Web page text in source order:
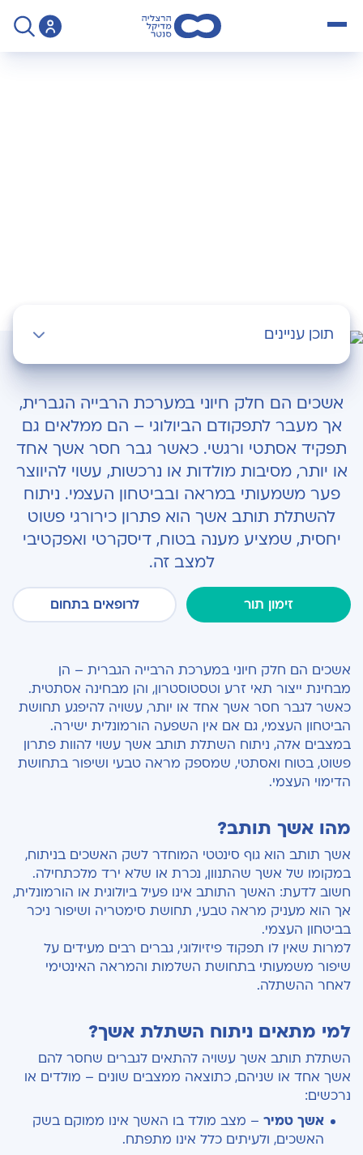
תוכן עניינים
למי מתאים ניתוח השתלת אשך?
כיצד מתבצע הניתוח?
התאמת התותב לגבר
הכנה לקראת הניתוח
סיכונים ותופעות לוואי
התאוששות לאחר הניתוח
אשכים הם חלק חיוני במערכת הרבייה הגברית,
אך מעבר לתפקודם הביולוגי – הם ממלאים גם
תפקיד אסתטי ורגשי. כאשר גבר חסר אשך אחד
או יותר, מסיבות מולדות או נרכשות, עשוי להיווצר
פער משמעותי במראה ובביטחון העצמי. ניתוח
להשתלת תותב אשך הוא פתרון כירורגי פשוט
יחסית, שמציע מענה בטוח, דיסקרטי ואפקטיבי
למצב זה.
זימון תור לרופאים בתחום
אשכים הם חלק חיוני במערכת הרבייה הגברית – הן
מבחינת ייצור תאי זרע וטסטוסטרון, והן מבחינה אסתטית.
כאשר לגבר חסר אשך אחד או יותר, עשויה להיפגע תחושת
הביטחון העצמי, גם אם אין השפעה הורמונלית ישירה.
במצבים אלה, ניתוח השתלת תותב אשך עשוי להוות פתרון
פשוט, בטוח ואסתטי, שמספק מראה טבעי ושיפור בתחושת
הדימוי העצמי.
מהו אשך תותב?
אשך תותב הוא גוף סינטטי המוחדר לשק האשכים בניתוח,
במקומו של אשך שהתנוון, נכרת או שלא ירד מלכתחילה.
חשוב לדעת: האשך התותב אינו פעיל ביולוגית או הורמונלית,
אך הוא מעניק מראה טבעי, תחושת סימטריה ושיפור ניכר
בביטחון העצמי.
למרות שאין לו תפקוד פיזיולוגי, גברים רבים מעידים על
שיפור משמעותי בתחושת השלמות והמראה האינטימי
לאחר ההשתלה.
למי מתאים ניתוח השתלת אשך?
השתלת תותב אשך עשויה להתאים לגברים שחסר להם
אשך אחד או שניהם, כתוצאה ממצבים שונים – מולדים או
נרכשים:
אשך טמיר – מצב מולד בו האשך אינו ממוקם בשק
האשכים, ולעיתים כלל אינו מתפתח.